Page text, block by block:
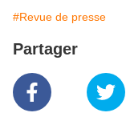
#Revue de presse
Partager